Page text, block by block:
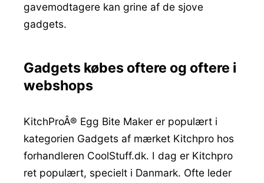
gavemodtagere kan grine af de sjove
gadgets.
Gadgets købes oftere og oftere i
webshops
KitchProÂ® Egg Bite Maker er populært i
kategorien Gadgets af mærket Kitchpro hos
forhandleren CoolStuff.dk. I dag er Kitchpro
ret populært, specielt i Danmark. Ofte leder